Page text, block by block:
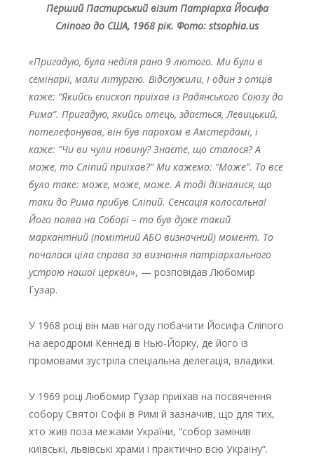
Перший Пастирський візит Патріарха Йосифа
Сліпого до США, 1968 рік. Фото: stsophia.us
«Пригадую, була неділя рано 9 лютого. Ми були в
семінарії, мали літургію. Відслужили, і один з отців
каже: “Якийсь єпископ приїхав із Радянського Союзу до
Рима”. Пригадую, якийсь отець, здається, Левицький,
потелефонував, він був парохом в Амстердамі, і
каже: “Чи ви чули новину? Знаєте, що сталося? А
може, то Сліпий приїхав?” Ми кажемо: “Може”. То все
було таке: може, може, може. А тоді дізналися, що
таки до Рима прибув Сліпий. Сенсація колосальна!
Його поява на Соборі – то був дуже такий
маркантний (помітний АБО визначний) момент. То
почалася ціла справа за визнання патріархального
устрою нашої церкви», — розповідав Любомир
Гузар.
У 1968 році він мав нагоду побачити Йосифа Сліпого
на аеродромі Кеннеді в Нью-Йорку, де його із
промовами зустріла спеціальна делегація, владики.
У 1969 році Любомир Гузар приїхав на посвячення
собору Святої Софії в Римі й зазначив, що для тих,
хто жив поза межами України, “собор замінив
київські, львівські храми і практично всю Україну”.